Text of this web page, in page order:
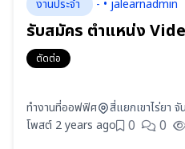
งานประจำ - • jalearnadmin
รับสมัคร ตำแหน่ง
ตัดต่อ
ทำงานที่ออฟฟิศ สี่แยกเขาไร่ยา
โพสต์ 2 years ago
0 0